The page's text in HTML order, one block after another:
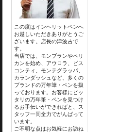
この度はインヘリットペンへ
お越しいただきありがとうご
ざいます。店長の津波古で
す。
当店では、モンブランやペリ
カンを始め、アウロラ、ビス
コンティ、モンテグラッパ、
カランダッシュなど、多くの
ブランドの万年筆・ペンを扱
っております。お客様にピッ
タリの万年筆・ペンを見つけ
るお手伝いができればと、ス
タッフ一同全力でがんばって
います。
ご不明な点はお気軽にお訪ね